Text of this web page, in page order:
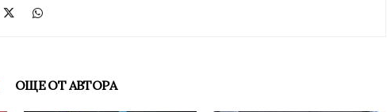
ОЩЕ ОТ АВТОРА